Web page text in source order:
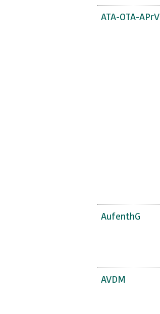
ATA-OTA-APrV
AufenthG
AVDM